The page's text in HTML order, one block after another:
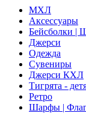
MXЛ
Аксессуары
Бейсболки |
Джерси
Одежда
Сувениры
Джерси КХЛ
Тигрята -
Ретро
Шарфы |